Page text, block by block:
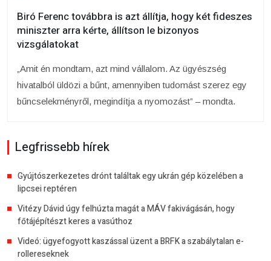
Biró Ferenc továbbra is azt állítja, hogy két fideszes
miniszter arra kérte, állítson le bizonyos
vizsgálatokat
„Amit én mondtam, azt mind vállalom. Az ügyészség
hivatalból üldözi a bűnt, amennyiben tudomást szerez egy
bűncselekményről, megindítja a nyomozást” – mondta.
Legfrissebb hírek
Gyújtószerkezetes drónt találtak egy ukrán gép közelében a
lipcsei reptéren
Vitézy Dávid úgy felhúzta magát a MÁV fakivágásán, hogy
főtájépítészt keres a vasúthoz
Videó: ügyefogyott kaszással üzent a BRFK a szabálytalan e-
rollereseknek